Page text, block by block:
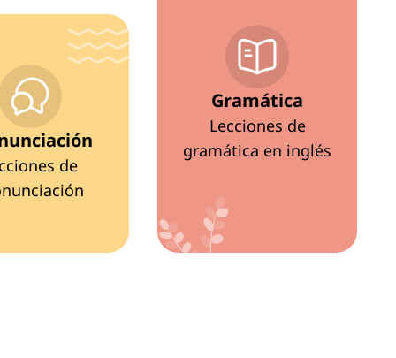
de
Gramática
Lecciones de
gramática en inglés